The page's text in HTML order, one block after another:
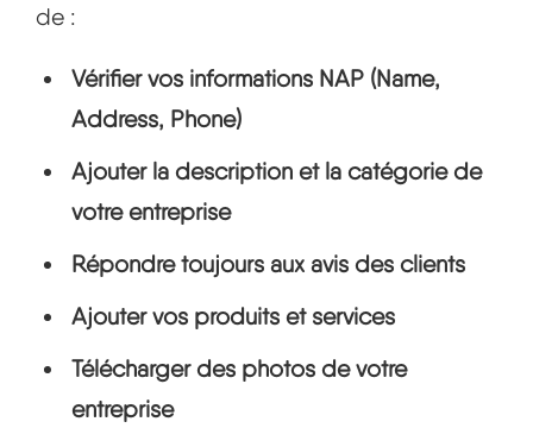
de :
Vérifier vos informations NAP (Name,
Address, Phone)
Ajouter la description et la catégorie de
votre entreprise
Répondre toujours aux avis des clients
Ajouter vos produits et services
Télécharger des photos de votre
entreprise